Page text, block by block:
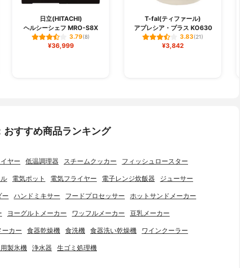
日立(HITACHI)
ヘルシーシェフ MRO-S8X
3.79(8)
¥36,999
T-fal(ティファール)
アプレシア・プラス KO630
3.83(21)
¥3,842
おすすめ商品ランキング
ヤー 低温調理器 スチームクッカー フィッシュロースター
電気ポット 電気フライヤー 電子レンジ炊飯器 ジューサー
ー ハンドミキサー フードプロセッサー ホットサンドメーカー
ヨーグルトメーカー ワッフルメーカー 豆乳メーカー
ーカー 食器乾燥機 食洗機 食器洗い乾燥機 ワインクーラー
製氷機 浄水器 生ゴミ処理機